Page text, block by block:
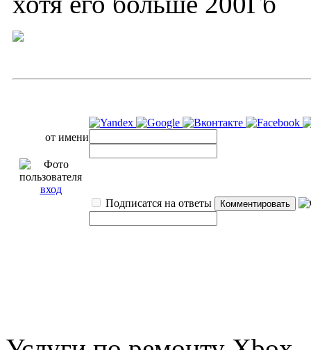
от имени
вход
Подписатся на ответы